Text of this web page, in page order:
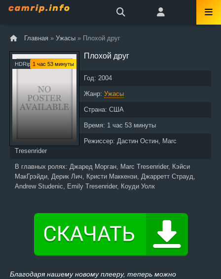
Главная » Ужасы » Плохой друг
HDRip 1 час 53 минуты
Плохой друг
Год: 2004
Жанр: Ужасы
Страна: США
Время: 1 час 53 минуты
Режиссер: Дастин Остин, Marc
Tresenrider
В главных ролях: Джаред Морган, Marc Tresenrider, Кэйси
МакГрэйди, Дерик Лич, Кристи Маккензи, Джарретт Страуд,
Andrew Studenic, Emily Tresenrider, Коуди Уолк
Благодаря нашему новому плееру, теперь можно